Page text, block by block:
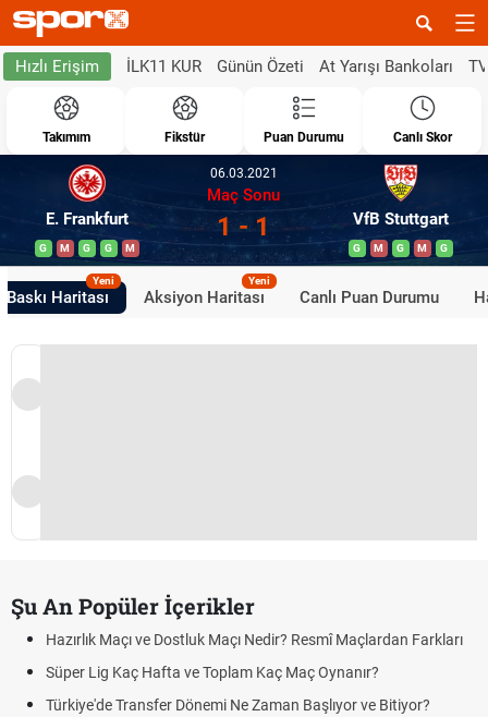
Hızlı Erişim İLK11 KUR Günün Özeti At Yarışı Bankoları
Takımım Fikstür Puan Durumu Canlı Skor
E. Frankfurt
G M G G M
06.03.2021
Maç Sonu
1 - 1 VfB Stuttgart
G M G M G
Baskı Haritası
Yeni
Aksiyon Haritası
Yeni
Canlı Puan Durumu
Şu An Popüler İçerikler
Hazırlık Maçı ve Dostluk Maçı Nedir? Resmî Maçlardan Farkları
Süper Lig Kaç Hafta ve Toplam Kaç Maç Oynanır?
Türkiye'de Transfer Dönemi Ne Zaman Başlıyor ve Bitiyor?